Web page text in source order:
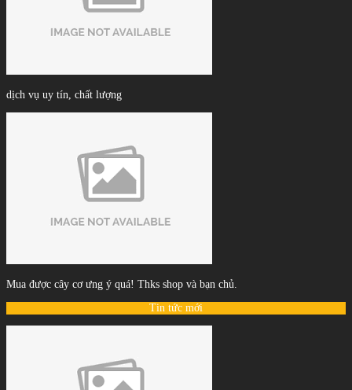
dịch vụ uy tín, chất lượng
Mua được cây cơ ưng ý quá! Thks shop và bạn chủ.
Tin tức mới